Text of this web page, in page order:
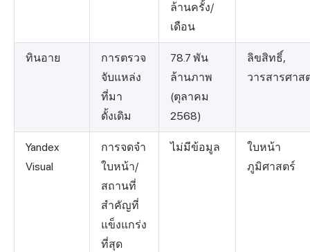
ล้านครั้ง/
เดือน
ทินอาย
การตรวจ
จับแหล่ง
ที่มา
ดั้งเดิม
78.7 พัน
ล้านภาพ
(ตุลาคม
2568)
ลิขสิทธิ์,
วารสารศาส
Yandex
Visual
การจดจำ
ใบหน้า/
สถานที่
สำคัญที่
แข็งแกร่ง
ที่สุด
ไม่มีข้อมูล
ใบหน้า
ภูมิศาสตร์